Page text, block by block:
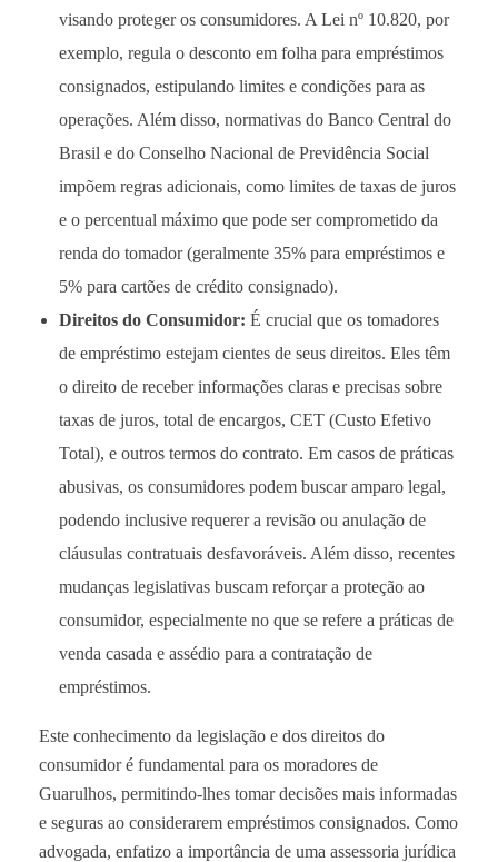
visando proteger os consumidores. A Lei nº 10.820, por
exemplo, regula o desconto em folha para empréstimos
consignados, estipulando limites e condições para as
operações. Além disso, normativas do Banco Central do
Brasil e do Conselho Nacional de Previdência Social
impõem regras adicionais, como limites de taxas de juros
e o percentual máximo que pode ser comprometido da
renda do tomador (geralmente 35% para empréstimos e
5% para cartões de crédito consignado).
Direitos do Consumidor: É crucial que os tomadores
de empréstimo estejam cientes de seus direitos. Eles têm
o direito de receber informações claras e precisas sobre
taxas de juros, total de encargos, CET (Custo Efetivo
Total), e outros termos do contrato. Em casos de práticas
abusivas, os consumidores podem buscar amparo legal,
podendo inclusive requerer a revisão ou anulação de
cláusulas contratuais desfavoráveis. Além disso, recentes
mudanças legislativas buscam reforçar a proteção ao
consumidor, especialmente no que se refere a práticas de
venda casada e assédio para a contratação de
empréstimos.
Este conhecimento da legislação e dos direitos do
consumidor é fundamental para os moradores de
Guarulhos, permitindo-lhes tomar decisões mais informadas
e seguras ao considerarem empréstimos consignados. Como
advogada, enfatizo a importância de uma assessoria jurídica